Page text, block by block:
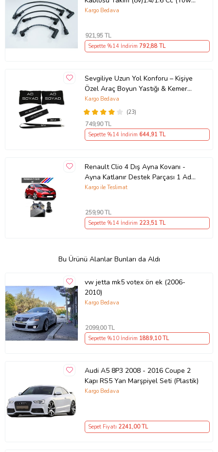
Jung)
Kargo Bedava
921,95 TL
Sepette %14 İndirim 792,88 TL
Sevgiliye Uzun Yol Konforu – Kişiye
Özel Araç Boyun Yastığı & Kemer
Pedi Hediye Seti
(23)
Kargo Bedava
749,90 TL
Sepette %14 İndirim 644,91 TL
Renault Clio 4 Dış Ayna Kovanı -
Ayna Katlanır Destek Parçası 1 Adet
490307706 M3625
Kargo ile Teslimat
259,90 TL
Sepette %14 İndirim 223,51 TL
Bu Ürünü Alanlar Bunları da Aldı
vw jetta mk5 votex ön ek (2006-
2010)
Kargo Bedava
2099,00 TL
Sepette %10 İndirim 1889,10 TL
Audi A5 8P3 2008 - 2016 Coupe 2
Kapı RS5 Yan Marşpiyel Seti (Plastik)
Kargo Bedava
Sepet Fiyatı 2241,00 TL